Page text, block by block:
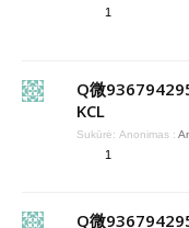
1
Q微
KCL
Sukūrė: Anonimas :
1
Q微